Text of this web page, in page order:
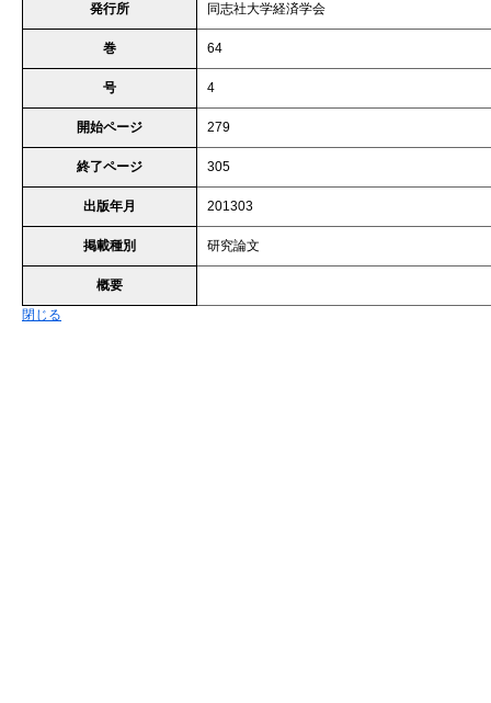
発行所 同志社大学経済学会
巻 64
号 4
開始ページ 279
終了ページ 305
出版年月 201303
掲載種別 研究論文
概要
閉じる